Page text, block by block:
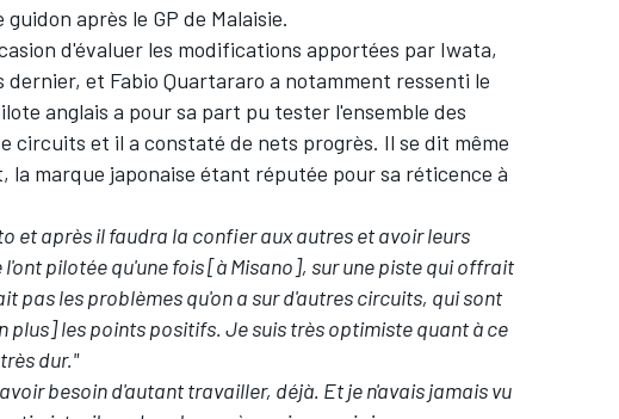
après le GP de Malaisie.
d'évaluer les modifications apportées par Iwata,
dernier, et Fabio Quartararo a notamment ressenti le
anglais a pour sa part pu tester l'ensemble des
circuits et il a constaté de nets progrès. Il se dit même
la marque japonaise étant réputée pour sa réticence à
et après il faudra la confier aux autres et avoir leurs
l'ont pilotée qu'une fois [à Misano], sur une piste qui offrait
pas les problèmes qu'on a sur d'autres circuits, qui sont
plus] les points positifs. Je suis très optimiste quant à ce
dur."
besoin d'autant travailler, déjà. Et je n'avais jamais vu